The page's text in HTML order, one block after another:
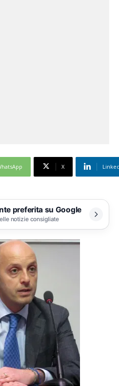
X
preferita su Google
notizie consigliate